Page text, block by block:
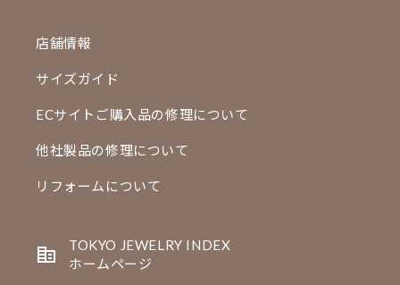
店舗情報
サイズガイド
ECサイトご購入品の修理について
他社製品の修理について
リフォームについて
TOKYO JEWELRY INDEX
ホームページ